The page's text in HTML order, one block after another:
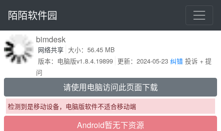
陌陌软件园
bimdesk
网络共享 大小：56.45 MB
版本：电脑版v1.8.4.19899 更新：2024-05-23 纠错投诉 + 提
问
请使用电脑访问此页面下载
检测到是移动设备，电脑版软件不适合移动端
Android暂无下资源